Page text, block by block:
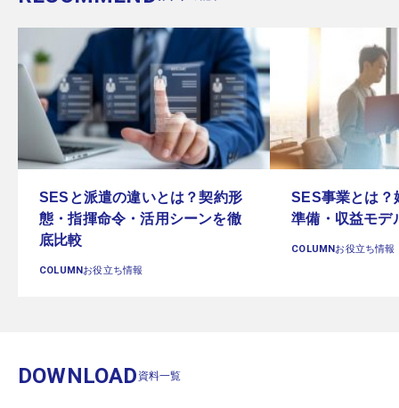
SESと派遣の違いとは？契約形
態・指揮命令・活用シーンを徹
底比較
COLUMNお役立ち情報
SES事業とは？
準備・収益モデ
COLUMNお役立ち情報
DOWNLOAD 資料一覧